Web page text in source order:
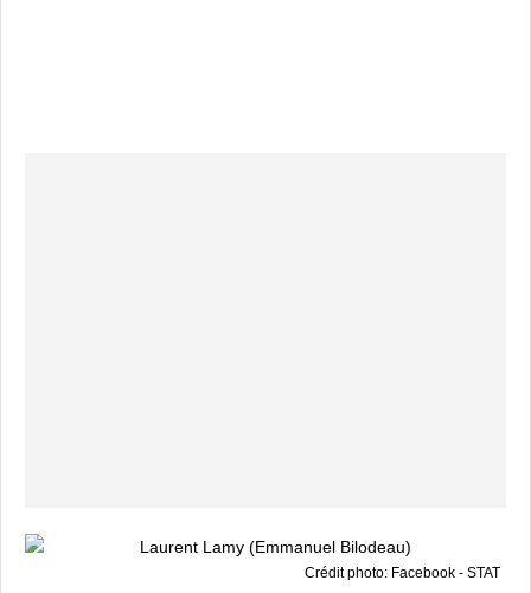
Crédit photo: Facebook - STAT